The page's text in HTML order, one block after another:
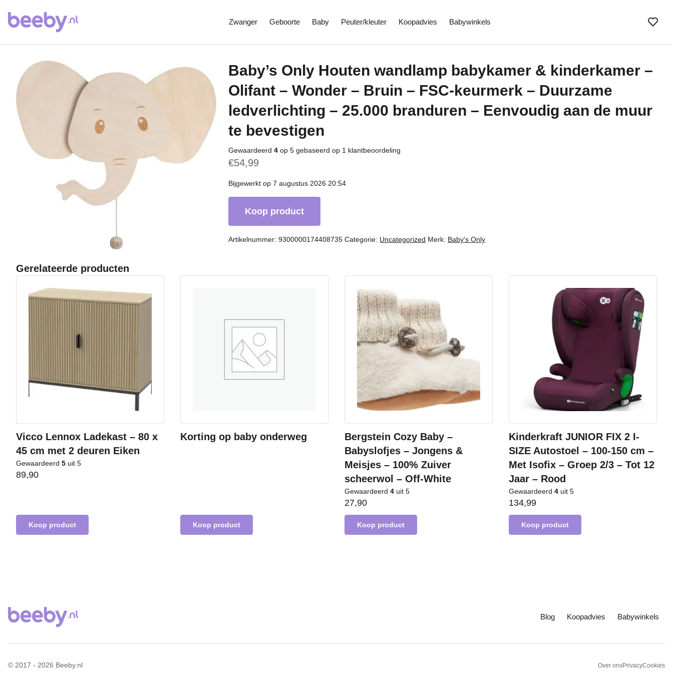
Zwanger Geboorte Baby Peuter/kleuter Koopadvies Babywinkels
Baby’s Only Houten wandlamp babykamer & kinderkamer –
Olifant – Wonder – Bruin – FSC-keurmerk – Duurzame
ledverlichting – 25.000 branduren – Eenvoudig aan de muur
te bevestigen
Gewaardeerd 4 op 5 gebaseerd op 1 klantbeoordeling
€54,99
Bijgewerkt op 7 augustus 2026 20:54
Koop product
Artikelnummer: 9300000174408735 Categorie: Uncategorized Merk: Baby's Only
Gerelateerde producten
Vicco Lennox Ladekast – 80 x
45 cm met 2 deuren Eiken
Gewaardeerd 5 uit 5
89,90
Koop product
Korting op baby onderweg
Koop product
Bergstein Cozy Baby –
Babyslofjes – Jongens &
Meisjes – 100% Zuiver
scheerwol – Off-White
Gewaardeerd 4 uit 5
27,90
Koop product
Kinderkraft JUNIOR FIX 2 I-
SIZE Autostoel – 100-150 cm –
Met Isofix – Groep 2/3 – Tot 12
Jaar – Rood
Gewaardeerd 4 uit 5
134,99
Koop product
Blog Koopadvies Babywinkels
© 2017 - 2026 Beeby.nl Over onsPrivacyCookies